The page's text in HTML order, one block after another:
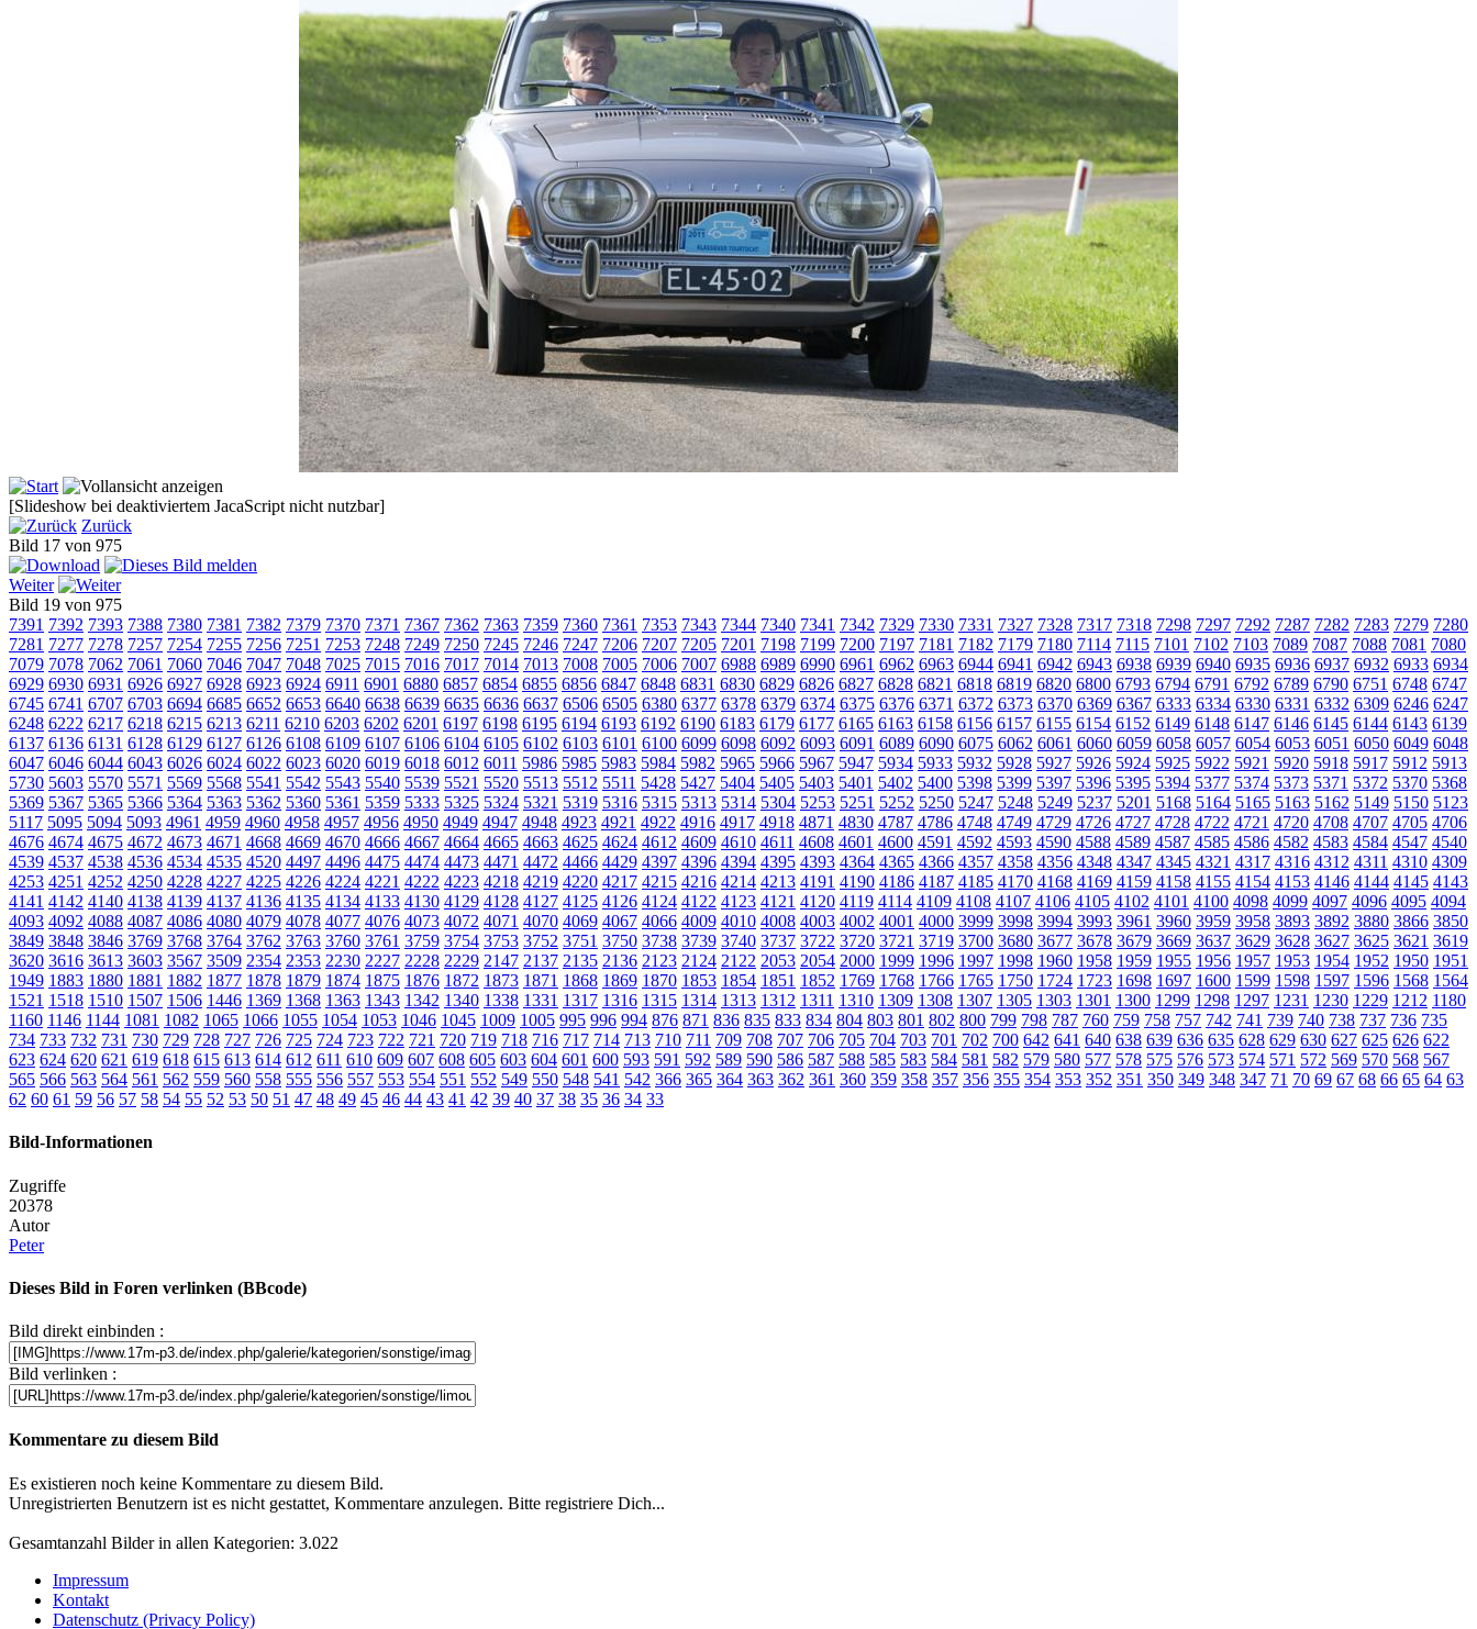
[Slideshow bei deaktiviertem JacaScript nicht nutzbar]
Zurück
Bild 17 von 975
Weiter
Bild 19 von 975
7391 7392 7393 7388 7380 7381 7382 7379 7370 7371 7367 7362 7363 7359 7360 7361 7353 7343 7344 7340 7341 7342 7329 7330 7331 7327 7328 7317 7318 7298 7297 7292 7287 7282 7283 7279 7280
7281 7277 7278 7257 7254 7255 7256 7251 7253 7248 7249 7250 7245 7246 7247 7206 7207 7205 7201 7198 7199 7200 7197 7181 7182 7179 7180 7114 7115 7101 7102 7103 7089 7087 7088 7081 7080
7079 7078 7062 7061 7060 7046 7047 7048 7025 7015 7016 7017 7014 7013 7008 7005 7006 7007 6988 6989 6990 6961 6962 6963 6944 6941 6942 6943 6938 6939 6940 6935 6936 6937 6932 6933 6934
6929 6930 6931 6926 6927 6928 6923 6924 6911 6901 6880 6857 6854 6855 6856 6847 6848 6831 6830 6829 6826 6827 6828 6821 6818 6819 6820 6800 6793 6794 6791 6792 6789 6790 6751 6748 6747
6745 6741 6707 6703 6694 6685 6652 6653 6640 6638 6639 6635 6636 6637 6506 6505 6380 6377 6378 6379 6374 6375 6376 6371 6372 6373 6370 6369 6367 6333 6334 6330 6331 6332 6309 6246 6247
6248 6222 6217 6218 6215 6213 6211 6210 6203 6202 6201 6197 6198 6195 6194 6193 6192 6190 6183 6179 6177 6165 6163 6158 6156 6157 6155 6154 6152 6149 6148 6147 6146 6145 6144 6143 6139
6137 6136 6131 6128 6129 6127 6126 6108 6109 6107 6106 6104 6105 6102 6103 6101 6100 6099 6098 6092 6093 6091 6089 6090 6075 6062 6061 6060 6059 6058 6057 6054 6053 6051 6050 6049 6048
6047 6046 6044 6043 6026 6024 6022 6023 6020 6019 6018 6012 6011 5986 5985 5983 5984 5982 5965 5966 5967 5947 5934 5933 5932 5928 5927 5926 5924 5925 5922 5921 5920 5918 5917 5912 5913
5730 5603 5570 5571 5569 5568 5541 5542 5543 5540 5539 5521 5520 5513 5512 5511 5428 5427 5404 5405 5403 5401 5402 5400 5398 5399 5397 5396 5395 5394 5377 5374 5373 5371 5372 5370 5368
5369 5367 5365 5366 5364 5363 5362 5360 5361 5359 5333 5325 5324 5321 5319 5316 5315 5313 5314 5304 5253 5251 5252 5250 5247 5248 5249 5237 5201 5168 5164 5165 5163 5162 5149 5150 5123
5117 5095 5094 5093 4961 4959 4960 4958 4957 4956 4950 4949 4947 4948 4923 4921 4922 4916 4917 4918 4871 4830 4787 4786 4748 4749 4729 4726 4727 4728 4722 4721 4720 4708 4707 4705 4706
4676 4674 4675 4672 4673 4671 4668 4669 4670 4666 4667 4664 4665 4663 4625 4624 4612 4609 4610 4611 4608 4601 4600 4591 4592 4593 4590 4588 4589 4587 4585 4586 4582 4583 4584 4547 4540
4539 4537 4538 4536 4534 4535 4520 4497 4496 4475 4474 4473 4471 4472 4466 4429 4397 4396 4394 4395 4393 4364 4365 4366 4357 4358 4356 4348 4347 4345 4321 4317 4316 4312 4311 4310 4309
4253 4251 4252 4250 4228 4227 4225 4226 4224 4221 4222 4223 4218 4219 4220 4217 4215 4216 4214 4213 4191 4190 4186 4187 4185 4170 4168 4169 4159 4158 4155 4154 4153 4146 4144 4145 4143
4141 4142 4140 4138 4139 4137 4136 4135 4134 4133 4130 4129 4128 4127 4125 4126 4124 4122 4123 4121 4120 4119 4114 4109 4108 4107 4106 4105 4102 4101 4100 4098 4099 4097 4096 4095 4094
4093 4092 4088 4087 4086 4080 4079 4078 4077 4076 4073 4072 4071 4070 4069 4067 4066 4009 4010 4008 4003 4002 4001 4000 3999 3998 3994 3993 3961 3960 3959 3958 3893 3892 3880 3866 3850
3849 3848 3846 3769 3768 3764 3762 3763 3760 3761 3759 3754 3753 3752 3751 3750 3738 3739 3740 3737 3722 3720 3721 3719 3700 3680 3677 3678 3679 3669 3637 3629 3628 3627 3625 3621 3619
3620 3616 3613 3603 3567 3509 2354 2353 2230 2227 2228 2229 2147 2137 2135 2136 2123 2124 2122 2053 2054 2000 1999 1996 1997 1998 1960 1958 1959 1955 1956 1957 1953 1954 1952 1950 1951
1949 1883 1880 1881 1882 1877 1878 1879 1874 1875 1876 1872 1873 1871 1868 1869 1870 1853 1854 1851 1852 1769 1768 1766 1765 1750 1724 1723 1698 1697 1600 1599 1598 1597 1596 1568 1564
1521 1518 1510 1507 1506 1446 1369 1368 1363 1343 1342 1340 1338 1331 1317 1316 1315 1314 1313 1312 1311 1310 1309 1308 1307 1305 1303 1301 1300 1299 1298 1297 1231 1230 1229 1212 1180
1160 1146 1144 1081 1082 1065 1066 1055 1054 1053 1046 1045 1009 1005 995 996 994 876 871 836 835 833 834 804 803 801 802 800 799 798 787 760 759 758 757 742 741 739 740 738 737 736 735
734 733 732 731 730 729 728 727 726 725 724 723 722 721 720 719 718 716 717 714 713 710 711 709 708 707 706 705 704 703 701 702 700 642 641 640 638 639 636 635 628 629 630 627 625 626 622
623 624 620 621 619 618 615 613 614 612 611 610 609 607 608 605 603 604 601 600 593 591 592 589 590 586 587 588 585 583 584 581 582 579 580 577 578 575 576 573 574 571 572 569 570 568 567
565 566 563 564 561 562 559 560 558 555 556 557 553 554 551 552 549 550 548 541 542 366 365 364 363 362 361 360 359 358 357 356 355 354 353 352 351 350 349 348 347 71 70 69 67 68 66 65 64 63
62 60 61 59 56 57 58 54 55 52 53 50 51 47 48 49 45 46 44 43 41 42 39 40 37 38 35 36 34 33
Bild-Informationen
Zugriffe
20378
Autor
Peter
Dieses Bild in Foren verlinken (BBcode)
Bild direkt einbinden :
Bild verlinken :
Kommentare zu diesem Bild
Es existieren noch keine Kommentare zu diesem Bild.
Unregistrierten Benutzern ist es nicht gestattet, Kommentare anzulegen. Bitte registriere Dich...
Gesamtanzahl Bilder in allen Kategorien: 3.022
Impressum
Kontakt
Datenschutz (Privacy Policy)